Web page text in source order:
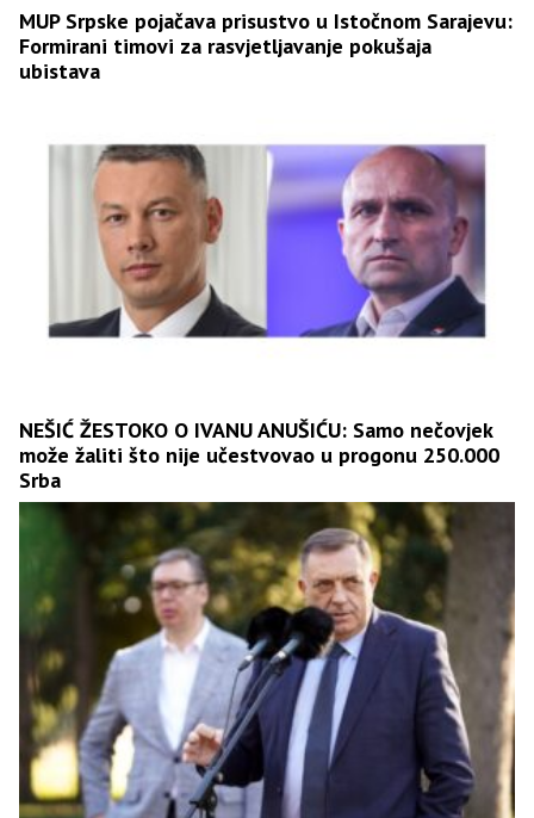
MUP Srpske pojačava prisustvo u Istočnom Sarajevu:
Formirani timovi za rasvjetljavanje pokušaja
ubistava
NEŠIĆ ŽESTOKO O IVANU ANUŠIĆU: Samo nečovjek
može žaliti što nije učestvovao u progonu 250.000
Srba